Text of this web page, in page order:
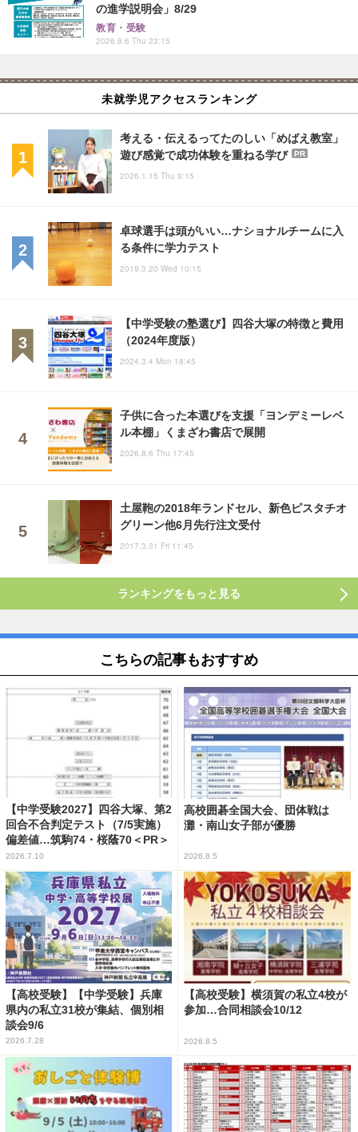
の進学説明会」8/29
教育・受験
2026.8.6 Thu 23:15
未就学児アクセスランキング
考える・伝えるってたのしい「めばえ教室」
遊び感覚で成功体験を重ねる学び
PR
2026.1.15 Thu 9:15
卓球選手は頭がいい…ナショナルチームに入
る条件に学力テスト
2019.3.20 Wed 10:15
【中学受験の塾選び】四谷大塚の特徴と費用
（2024年度版）
2024.3.4 Mon 18:45
子供に合った本選びを支援「ヨンデミーレベ
ル本棚」くまざわ書店で展開
2026.8.6 Thu 17:45
土屋鞄の2018年ランドセル、新色ピスタチオ
グリーン他6月先行注文受付
2017.3.31 Fri 11:45
ランキングをもっと見る
こちらの記事もおすすめ
【中学受験2027】四谷大塚、第2
回合不合判定テスト（7/5実施）
偏差値…筑駒74・桜蔭70＜PR＞
2026.7.10
高校囲碁全国大会、団体戦は
灘・南山女子部が優勝
2026.8.5
【高校受験】【中学受験】兵庫
県内の私立31校が集結、個別相
談会9/6
2026.7.28
【高校受験】横須賀の私立4校が
参加…合同相談会10/12
2026.8.5